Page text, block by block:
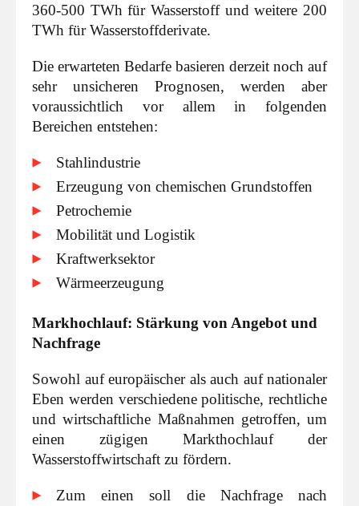
360-500 TWh für Wasserstoff und weitere 200
TWh für Wasserstoffderivate.
Die erwarteten Bedarfe basieren derzeit noch auf
sehr unsicheren Prognosen, werden aber
voraussichtlich vor allem in folgenden
Bereichen entstehen:
Stahlindustrie
Erzeugung von chemischen Grundstoffen
Petrochemie
Mobilität und Logistik
Kraftwerksektor
Wärmeerzeugung
Markhochlauf: Stärkung von Angebot und
Nachfrage
Sowohl auf europäischer als auch auf nationaler
Eben werden verschiedene politische, rechtliche
und wirtschaftliche Maßnahmen getroffen, um
einen zügigen Markthochlauf der
Wasserstoffwirtschaft zu fördern.
Zum einen soll die Nachfrage nach